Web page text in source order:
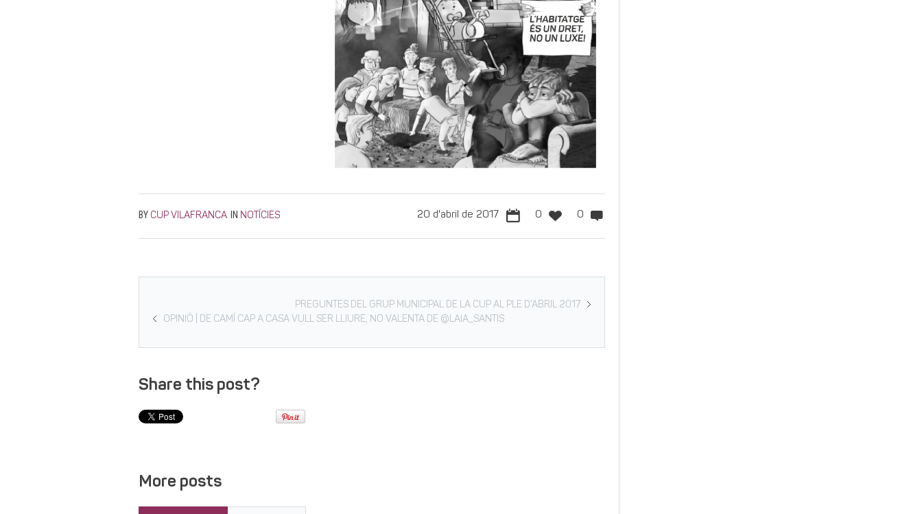
20 d'abril de 2017 0 0
BY CUP VILAFRANCA IN NOTÍCIES
PREGUNTES DEL GRUP MUNICIPAL DE LA CUP AL PLE D’ABRIL 2017
OPINIÓ | DE CAMÍ CAP A CASA VULL SER LLIURE, NO VALENTA DE @LAIA_SANTIS
Share this post?
More posts